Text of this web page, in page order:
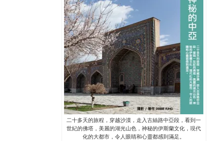
二十多天的旅程，穿越沙漠，走入古絲路中亞段，看到一
世紀的佛塔，美麗的湖光山色，神秘的伊斯蘭文化，現代
化的大都市，令人眼睛和心靈都感到滿足。